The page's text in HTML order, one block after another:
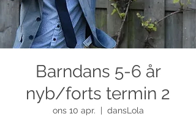
Barndans 5-6 år
nyb/forts termin 2
ons 10 apr. dansLola